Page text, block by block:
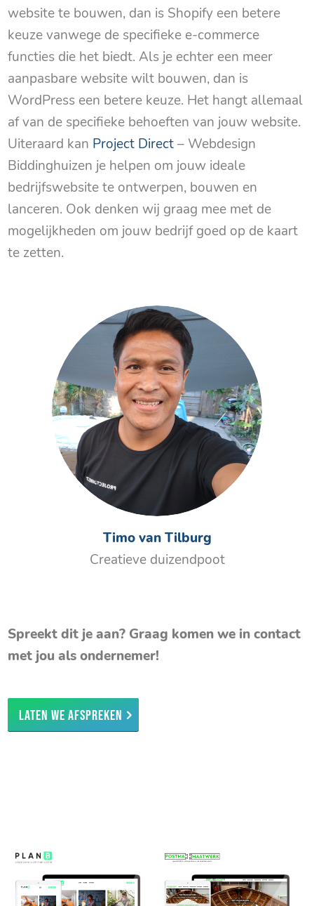
website te bouwen, dan is Shopify een betere
keuze vanwege de specifieke e-commerce
functies die het biedt. Als je echter een meer
aanpasbare website wilt bouwen, dan is
WordPress een betere keuze. Het hangt allemaal
af van de specifieke behoeften van jouw website.
Uiteraard kan Project Direct– Webdesign
Biddinghuizen je helpen om jouw ideale
bedrijfswebsite te ontwerpen, bouwen en
lanceren. Ook denken wij graag mee met de
mogelijkheden om jouw bedrijf goed op de kaart
te zetten.
Timo van Tilburg
Creatieve duizendpoot
Spreekt dit je aan? Graag komen we in contact
met jou als ondernemer!
Laten we afspreken